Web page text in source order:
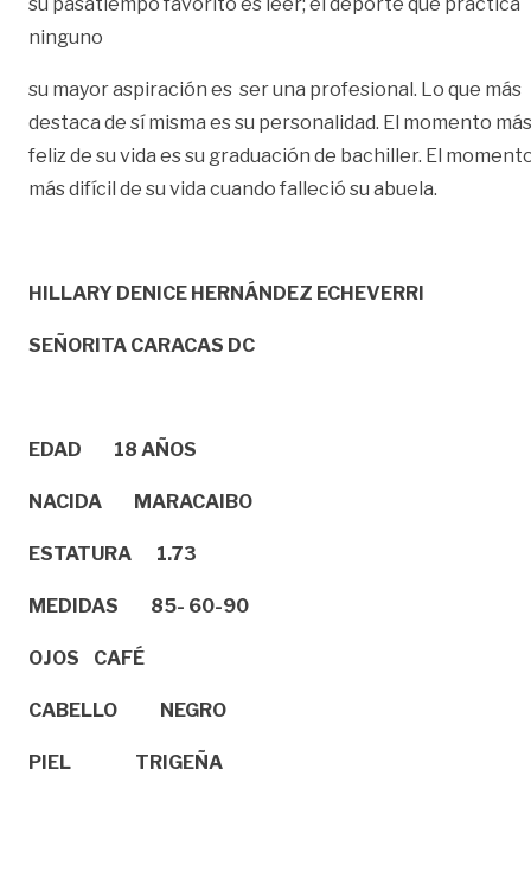
ninguno
su mayor aspiración es ser una profesional. Lo que más
destaca de sí misma es su personalidad. El momento más
feliz de su vida es su graduación de bachiller. El
más difícil de su vida cuando falleció su abuela.
HILLARY DENICE HERNÁNDEZ ECHEVERRI
SEÑORITA CARACAS DC
EDAD 18 AÑOS
NACIDA MARACAIBO
ESTATURA 1.73
MEDIDAS 85- 60-90
OJOS CAFÉ
CABELLO NEGRO
PIEL TRIGEÑA